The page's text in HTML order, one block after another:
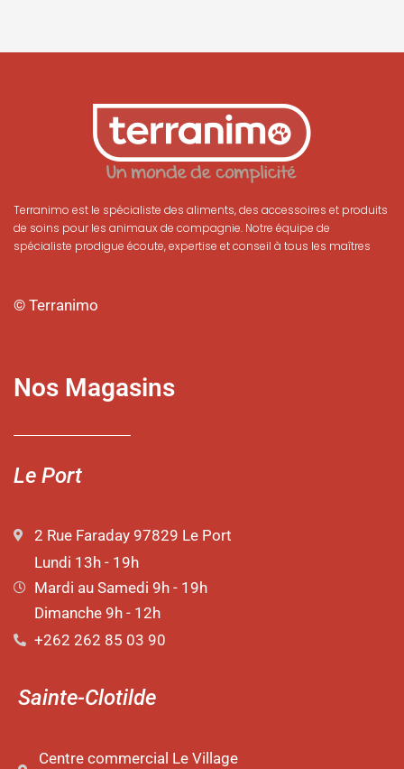
Terranimo est le spécialiste des aliments, des accessoires et produits
de soins pour les animaux de compagnie. Notre équipe de
spécialiste prodigue écoute, expertise et conseil à tous les maîtres
© Terranimo
Nos Magasins
Le Port
2 Rue Faraday 97829 Le Port
Lundi 13h - 19h
Mardi au Samedi 9h - 19h
Dimanche 9h - 12h
+262 262 85 03 90
Sainte-Clotilde
Centre commercial Le Village